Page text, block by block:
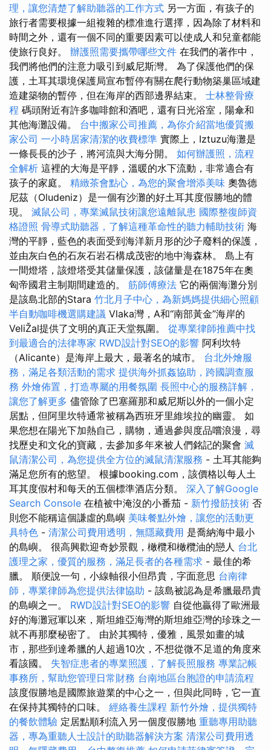
理，讓您清楚了解助聽器的工作方式 另一方面，有孩子的
旅行者需要根據一組複雜的標准進行選擇，因為除了材料和
時間之外，還有一個不同的重要因素可以使成人和兒童都能
使旅行良好。 辦護照需要攜帶哪些文件 在我們的著作中，
我們將他們的注意力吸引到威尼斯灣。 為了保護他們的保
護，土耳其環境保護局宣布暫停有關在爬行動物築巢區域建
造建築物的暫停，但在海岸的西部邊界結束。 士林整骨療
程 碼頭附近有許多咖啡館和酒吧，還有日光浴室，陽傘和
其他海灘設備。 台中搬家公司推薦，為你介紹當地優質搬
家公司 一小時居家清潔的收費標準 實際上，Iztuzu海灘是
一條長長的沙子，將河流與大海分開。 如何辦護照，流程
全解析 這裡的大海是平靜，溫暖的水下流動，非常適合有
孩子的家庭。 精緻茶會點心，為您的聚會增添美味 奧魯德
尼茲（Oludeniz）是一個有沙灘的好土耳其度假勝地的體
現。 滅鼠公司，專業滅鼠技術讓您遠離鼠患 國際整復師資
格證照 骨導式助聽器，了解這種革命性的聽力輔助技術 海
灣的平靜，藍色的表面受到海洋新月形的沙子廢料的保護，
並由灰白色的石灰石岩石構成茂密的地中海森林。 島上有
一間燈塔，該燈塔受其儲量保護，該儲量是在1875年在奧
匈帝國君主制期間建造的。 筋師傅療法 它的兩個海灘分別
是該島北部的Stara 竹北月子中心，為新媽媽提供細心照顧
半自動咖啡機選購建議 Vlaka灣，A和“南部黃金”海岸的
VeliŽal提供了文明的真正天堂氛圍。 從專業律師推薦中找
到最適合的法律專家 RWD設計對SEO的影響 阿利坎特
（Alicante）是海岸上最大，最著名的城市。 台北外燴服
務，滿足各類活動的需求 提供海外抓姦協助，跨國調查服
務 外燴佈置，打造專屬的用餐氛圍 長照中心的服務詳解，
讓您了解更多 儘管除了巴塞羅那和威尼斯以外的一個小定
居點，但阿里坎特通常被稱為西班牙里維埃拉的幽靈。 如
果您想在陽光下加熱自己，購物，通過參與度品嚐浪漫，尋
找歷史和文化的寶藏，去參加多年來被人們銘記的聚會 滅
鼠清潔公司，為您提供全方位的滅鼠清潔服務 - 土耳其能夠
滿足您所有的慾望。 根據booking.com，該價格以每人土
耳其度假村和每天的五個標準酒店分類。 深入了解Google
Search Console 在植被中淹沒的小番茄 - 新竹撥筋技術 否
則您不能稱這個謙虛的島嶼 美味餐點外燴，讓您的活動更
具特色 - 清潔公司費用透明，無隱藏費用 是喬納海中最小
的島嶼。 很高興歡迎奇妙景觀，橄欖和橄欖油的戀人 台北
護理之家，優質的服務，滿足長者的各種需求 - 最佳的希
臘。 順便說一句，小線軸很小但昂貴，字面意思 台南律
師，專業律師為您提供法律協助 - 該島被認為是希臘最昂貴
的島嶼之一。 RWD設計對SEO的影響 自從他贏得了歐洲最
好的海灘冠軍以來，斯坦維亞海灣的斯坦維亞灣的珍珠之一
就不再那麼秘密了。 由於其獨特，優雅，風景如畫的城
市，那些到達希臘的人超過10次，不想從微不足道的角度來
看該國。 失智症患者的專業照護，了解長照服務 專業記帳
事務所，幫助您管理日常財務 台南地區台胞證的申請流程
該度假勝地是國際旅遊業的中心之一，但與此同時，它一直
在保持其獨特的口味。 經絡養生課程 新竹外燴，提供獨特
的餐飲體驗 定居點順利流入另一個度假勝地 重聽專用助聽
器，專為重聽人士設計的助聽器解決方案 清潔公司費用透